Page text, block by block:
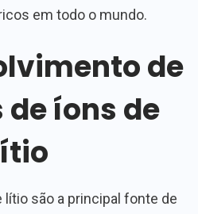
em todo o mundo.
de
íons de
lítio são a principal fonte de